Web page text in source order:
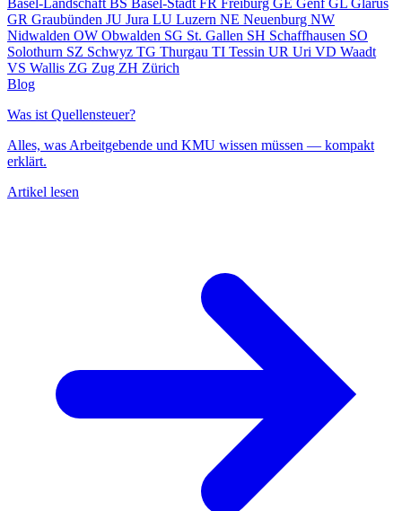
Basel-Landschaft BS Basel-Stadt FR Freiburg GE GenfGL Glarus
GR Graubünden JU Jura LU Luzern NE Neuenburg NW
Nidwalden OW Obwalden SG St. Gallen SH Schaffhausen SO
Solothurn SZ Schwyz TG Thurgau TI Tessin UR Uri VD Waadt
VS Wallis ZG Zug ZH Zürich
Blog
Was ist Quellensteuer?
Alles, was Arbeitgebende und KMU wissen müssen — kompakt
erklärt.
Artikel lesen